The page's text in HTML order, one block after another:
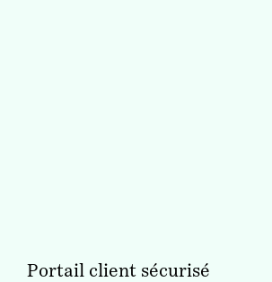
Portail client sécurisé